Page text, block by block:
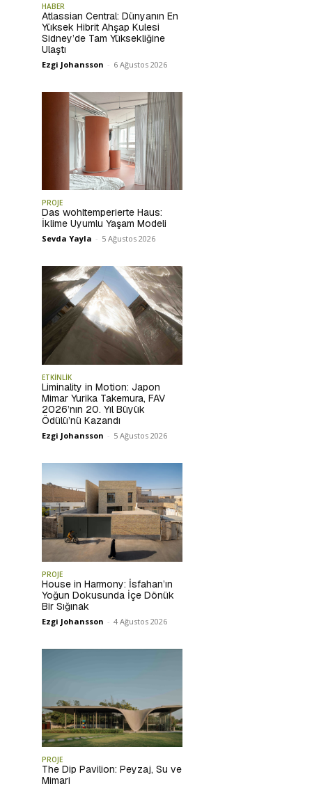
HABER
Atlassian Central: Dünyanın En
Yüksek Hibrit Ahşap Kulesi
Sidney’de Tam Yüksekliğine
Ulaştı
Ezgi Johansson - 6 Ağustos 2026
PROJE
Das wohltemperierte Haus:
İklime Uyumlu Yaşam Modeli
Sevda Yayla - 5 Ağustos 2026
ETKİNLİK
Liminality in Motion: Japon
Mimar Yurika Takemura, FAV
2026’nın 20. Yıl Büyük
Ödülü’nü Kazandı
Ezgi Johansson - 5 Ağustos 2026
PROJE
House in Harmony: İsfahan’ın
Yoğun Dokusunda İçe Dönük
Bir Sığınak
Ezgi Johansson - 4 Ağustos 2026
PROJE
The Dip Pavilion: Peyzaj, Su ve
Mimari